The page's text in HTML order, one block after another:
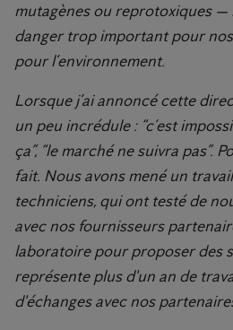
mutagènes ou reprotoxiques
danger trop important pour
pour l’environnement.
Lorsque j’ai annoncé cette
un peu incrédule : “c’est
ça”, “le marché ne suivra pas”.
fait. Nous avons mené un
techniciens, qui ont testé de
avec nos fournisseurs
laboratoire pour proposer des
représente plus d'un an de
d'échanges avec nos